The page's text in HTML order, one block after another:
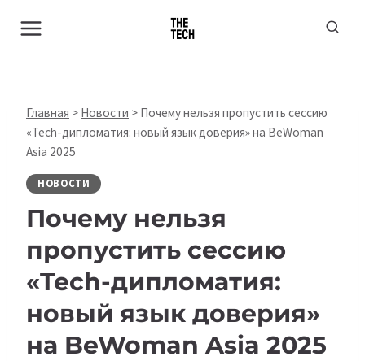
Главная > Новости > Почему нельзя пропустить сессию
«Tech-дипломатия: новый язык доверия» на BeWoman
Asia 2025
НОВОСТИ
Почему нельзя
пропустить сессию
«Tech-дипломатия:
новый язык доверия»
на BeWoman Asia 2025